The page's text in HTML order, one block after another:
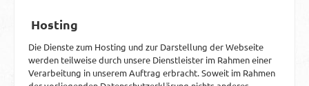
Hosting
Die Dienste zum Hosting und zur Darstellung der Webseite
werden teilweise durch unsere Dienstleister im Rahmen einer
Verarbeitung in unserem Auftrag erbracht. Soweit im Rahmen